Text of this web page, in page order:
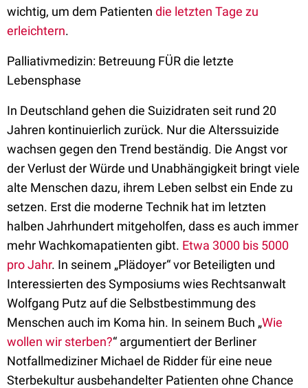
wichtig, um dem Patienten die letzten Tage zu
erleichtern.
Palliativmedizin: Betreuung FÜR die letzte
Lebensphase
In Deutschland gehen die Suizidraten seit rund 20
Jahren kontinuierlich zurück. Nur die Alterssuizide
wachsen gegen den Trend beständig. Die Angst vor
der Verlust der Würde und Unabhängigkeit bringt viele
alte Menschen dazu, ihrem Leben selbst ein Ende zu
setzen. Erst die moderne Technik hat im letzten
halben Jahrhundert mitgeholfen, dass es auch immer
mehr Wachkomapatienten gibt. Etwa 3000 bis 5000
pro Jahr. In seinem „Plädoyer“ vor Beteiligten und
Interessierten des Symposiums wies Rechtsanwalt
Wolfgang Putz auf die Selbstbestimmung des
Menschen auch im Koma hin. In seinem Buch „Wie
wollen wir sterben?“ argumentiert der Berliner
Notfallmediziner Michael de Ridder für eine neue
Sterbekultur ausbehandelter Patienten ohne Chance